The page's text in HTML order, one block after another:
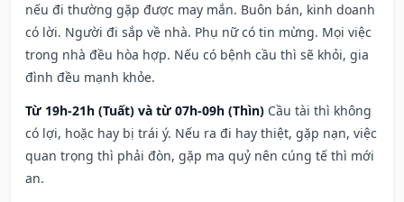
nếu đi thường gặp được may mắn. Buôn bán, kinh doanh
có lời. Người đi sắp về nhà. Phụ nữ có tin mừng. Mọi việc
trong nhà đều hòa hợp. Nếu có bệnh cầu thì sẽ khỏi, gia
đình đều mạnh khỏe.
Từ 19h-21h (Tuất) và từ 07h-09h (Thìn) Cầu tài thì không
có lợi, hoặc hay bị trái ý. Nếu ra đi hay thiệt, gặp nạn, việc
quan trọng thì phải đòn, gặp ma quỷ nên cúng tế thì mới
an.